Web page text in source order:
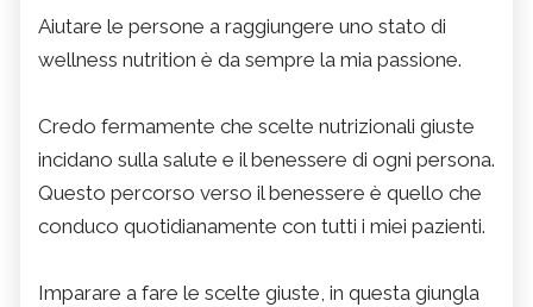
Aiutare le persone a raggiungere uno stato di
wellness nutrition è da sempre la mia passione.
Credo fermamente che scelte nutrizionali giuste
incidano sulla salute e il benessere di ogni persona.
Questo percorso verso il benessere è quello che
conduco quotidianamente con tutti i miei pazienti.
Imparare a fare le scelte giuste, in questa giungla